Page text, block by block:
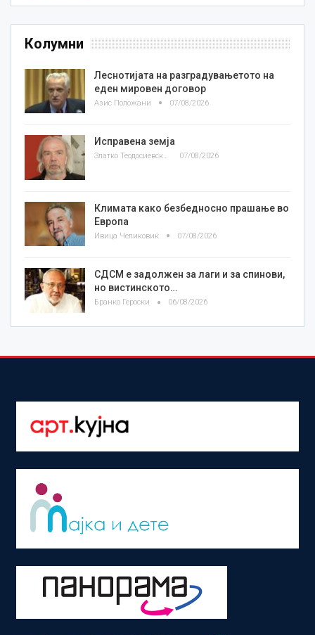
Колумни
Леснотијата на разградувањетото на
еден мировен договор
Азис Положани 07/08/2026
Исправена земја
Златко Теодосиевски 07/08/2026
Климата како безбедносно прашање во
Европа
Ивица Челиковиќ 07/08/2026
СДСМ е задолжен за лаги и за спинови,
но вистинското…
Бранко Героски 06/08/2026